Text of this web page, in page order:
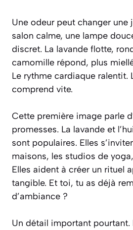
Une odeur peut changer une
salon calme, une lampe
discret. La lavande flotte,
camomille répond, plus
Le rythme cardiaque ralentit.
comprend vite.
Cette première image parle
promesses. La lavande et
sont populaires. Elles
maisons, les studios de
Elles aident à créer un rituel
tangible. Et toi, tu as déjà
d’ambiance ?
Un détail important pourtant.